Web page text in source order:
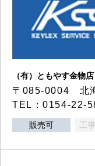
（有）ともやす金物店
〒085-0004 北
TEL：0154-22-
販売可 工